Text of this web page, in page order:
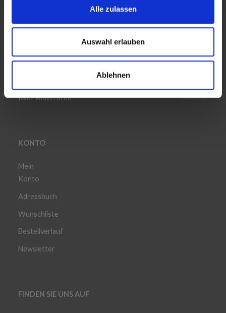
Alle zulassen
Auswahl erlauben
Ablehnen
Häufig gestellten Fragen
Kauf widerrufen
KONTO
Mein
Konto
Adressbuch
Wunschliste
Bestellverlauf
Newsletter
FINDEN SIE UNS AUF